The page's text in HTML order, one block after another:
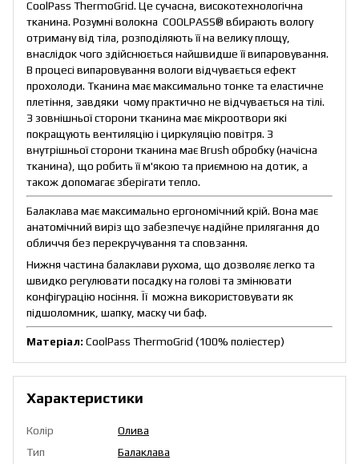
CoolPass ThermoGrid. Це сучасна, високотехнологічна
тканина. Розумні волокна COOLPASS® вбирають вологу
отриману від тіла, розподіляють її на велику площу,
внаслідок чого здійснюється найшвидше її випаровування.
В процесі випаровування вологи відчувається ефект
прохолоди. Тканина має максимально тонке та еластичне
плетіння, завдяки чому практично не відчувається на тілі.
З зовнішньої сторони тканина має мікроотвори які
покращують вентиляцію і циркуляцію повітря. З
внутрішньої сторони тканина має Brush обробку (начісна
тканина), що робить її м'якою та приємною на дотик, а
також допомагає зберігати тепло.
Балаклава має максимально ергономічний крій. Вона має
анатомічний виріз що забезпечує надійне прилягання до
обличчя без перекручування та сповзання.
Нижня частина балаклави рухома, що дозволяє легко та
швидко регулювати посадку на голові та змінювати
конфігурацію носіння. Її можна використовувати як
підшоломник, шапку, маску чи баф.
Матеріал: CoolPass ThermoGrid (100% поліестер)
Характеристики
Колір
Олива
Тип
Балаклава